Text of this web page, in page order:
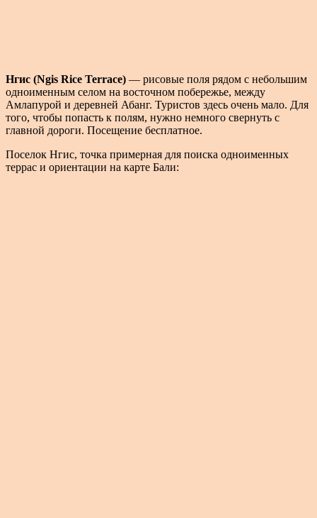
Нгис (Ngis Rice Terrace) — рисовые поля рядом с небольшим
одноименным селом на восточном побережье, между
Амлапурой и деревней Абанг. Туристов здесь очень мало. Для
того, чтобы попасть к полям, нужно немного свернуть с
главной дороги. Посещение бесплатное.
Поселок Нгис, точка примерная для поиска одноименных
террас и ориентации на карте Бали: